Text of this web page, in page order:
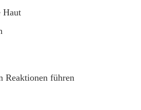
Haut
Reaktionen führen